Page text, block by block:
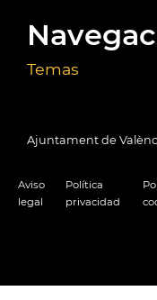
Temas
Ajuntament de
Aviso
legal
Política
privacidad